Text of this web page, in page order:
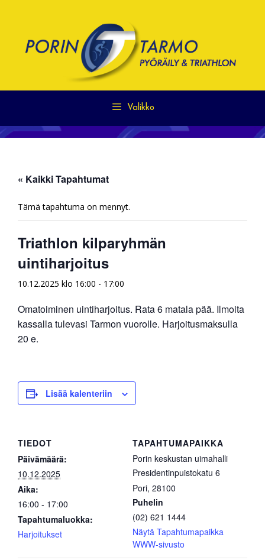
Valikko
« Kaikki Tapahtumat
Tämä tapahtuma on mennyt.
Triathlon kilparyhmän
uintiharjoitus
10.12.2025 klo 16:00 - 17:00
Omatoiminen uintiharjoitus. Rata 6 matala pää. Ilmoita
kassalla tulevasi Tarmon vuorolle. Harjoitusmaksulla
20 e.
Lisää kalenteriin
TIEDOT
Päivämäärä:
10.12.2025
Aika:
16:00 - 17:00
Tapahtumaluokka:
Harjoitukset
TAPAHTUMAPAIKKA
Porin keskustan uimahalli
Presidentinpuistokatu 6
Pori, 28100
Puhelin
(02) 621 1444
Näytä Tapahtumapaikka
WWW-sivusto